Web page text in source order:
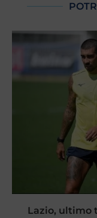
Lazio, ultimo